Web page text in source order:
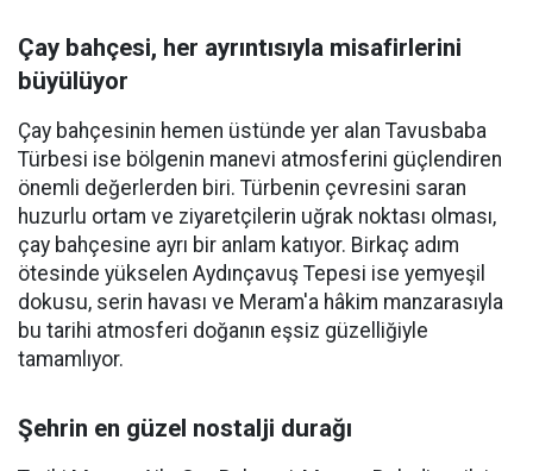
Çay bahçesi, her ayrıntısıyla misafirlerini
büyülüyor
Çay bahçesinin hemen üstünde yer alan Tavusbaba
Türbesi ise bölgenin manevi atmosferini güçlendiren
önemli değerlerden biri. Türbenin çevresini saran
huzurlu ortam ve ziyaretçilerin uğrak noktası olması,
çay bahçesine ayrı bir anlam katıyor. Birkaç adım
ötesinde yükselen Aydınçavuş Tepesi ise yemyeşil
dokusu, serin havası ve Meram'a hâkim manzarasıyla
bu tarihi atmosferi doğanın eşsiz güzelliğiyle
tamamlıyor.
Şehrin en güzel nostalji durağı